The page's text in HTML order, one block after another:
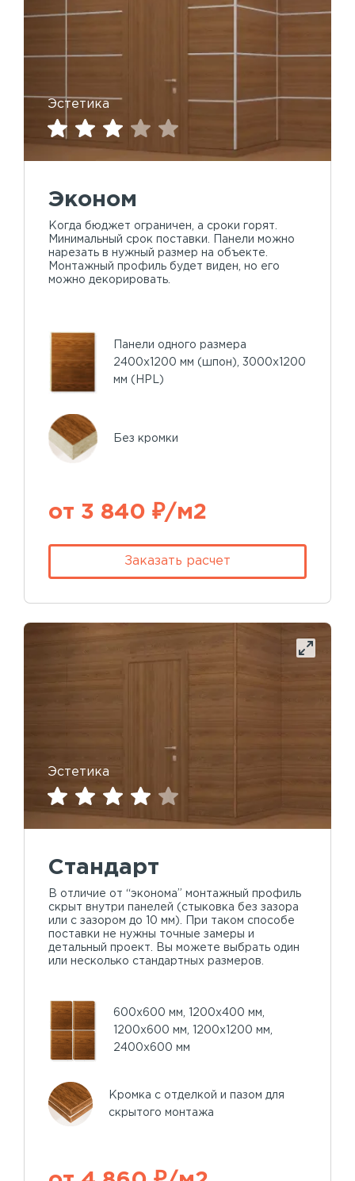
Эстетика
Эконом
Когда бюджет ограничен, а сроки горят.
Минимальный срок поставки. Панели можно
нарезать в нужный размер на объекте.
Монтажный профиль будет виден, но его
можно декорировать.
Панели одного размера
2400х1200 мм (шпон), 3000х1200
мм (HPL)
Без кромки
от 3 840 ₽/м2
Заказать расчет
Эстетика
Стандарт
В отличие от “эконома” монтажный профиль
скрыт внутри панелей (стыковка без зазора
или с зазором до 10 мм). При таком способе
поставки не нужны точные замеры и
детальный проект. Вы можете выбрать один
или несколько стандартных размеров.
600х600 мм, 1200х400 мм,
1200х600 мм, 1200х1200 мм,
2400х600 мм
Кромка с отделкой и пазом для
скрытого монтажа